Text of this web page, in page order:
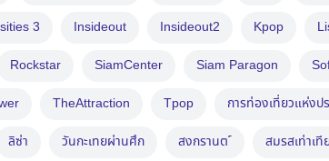
3 Insideout Insideout2 Kpop
Rockstar SiamCenter Siam Paragon
TheAttraction Tpop การท่องเที่ยวแห่งป
ลิซ่า วันกะเทยผ่านศึก สงกรานต ์ สมรสเท่าเที